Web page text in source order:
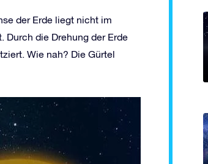
der Erde liegt nicht im
Durch die Drehung der Erde
Wie nah? Die Gürtel